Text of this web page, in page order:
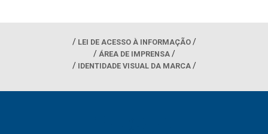
LEI DE ACESSO À INFORMAÇÃO
ÁREA DE IMPRENSA
IDENTIDADE VISUAL DA MARCA